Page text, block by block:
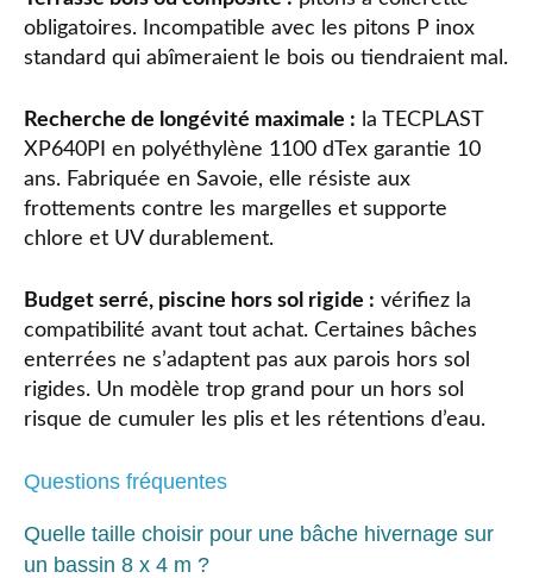
obligatoires. Incompatible avec les pitons P inox
standard qui abîmeraient le bois ou tiendraient mal.
Recherche de longévité maximale : la TECPLAST
XP640PI en polyéthylène 1100 dTex garantie 10
ans. Fabriquée en Savoie, elle résiste aux
frottements contre les margelles et supporte
chlore et UV durablement.
Budget serré, piscine hors sol rigide : vérifiez la
compatibilité avant tout achat. Certaines bâches
enterrées ne s’adaptent pas aux parois hors sol
rigides. Un modèle trop grand pour un hors sol
risque de cumuler les plis et les rétentions d’eau.
Questions fréquentes
Quelle taille choisir pour une bâche hivernage sur
un bassin 8 x 4 m ?